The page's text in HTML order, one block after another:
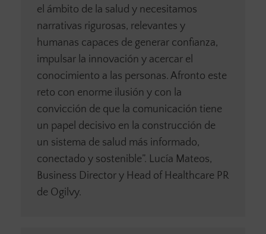
el ámbito de la salud y necesitamos
narrativas rigurosas, relevantes y
humanas capaces de generar confianza,
impulsar la innovación y acercar el
conocimiento a las personas. Afronto este
reto con enorme ilusión y con la
convicción de que la comunicación tiene
un papel decisivo en la construcción de
un sistema de salud más informado,
conectado y sostenible”. Lucía Mateos,
Business Director y Head of Healthcare PR
de Ogilvy.